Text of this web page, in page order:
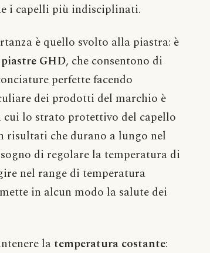
i capelli più indisciplinati.
è quello svolto alla piastra: è
piastre GHD, che consentono di
perfette facendo
dei prodotti del marchio è
cui lo strato protettivo del capello
risultati che durano a lungo nel
di regolare la temperatura di
nel range di temperatura
in alcun modo la salute dei
latemperatura costante: